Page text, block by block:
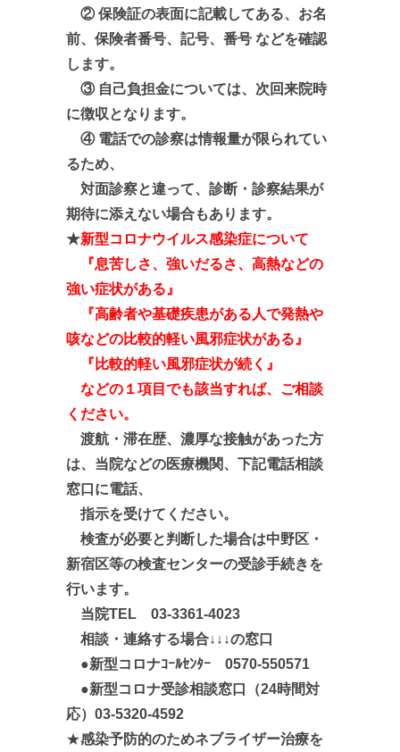
②保険証の表面に記載してある、お名
前、 保険者番号、記号、 番号 などを確認
します。
③ 自己負担金については、次回来院時
に徴収となります。
④ 電話での診察は情報量が限られてい
るため、
対面診察と違って、診断・診察結果が
期待に添えない場合もあります。
★新型コロナウイルス感染症について
『息苦しさ、強いだるさ、高熱などの
強い症状がある』
『高齢者や基礎疾患がある人で発熱や
咳などの比較的軽い風邪症状がある』
『比較的軽い風邪症状が続く』
などの１項目でも該当すれば、ご相談
ください。
渡航・滞在歴、 濃厚な接触があった方
は、当院などの医療機関、下記電話相談
窓口に電話、
指示を受けてください。
検査が必要と判断した場合は中野区・
新宿区等の検査センターの受診手続きを
行います。
当院TEL 03-3361-4023
相談・連絡する場合↓↓↓の窓口
●新型コロナｺｰﾙｾﾝﾀｰ 0570-550571
●新型コロナ受診相談窓口（24時間対
応） 03-5320-4592
★感染予防的のためネブライザー治療を